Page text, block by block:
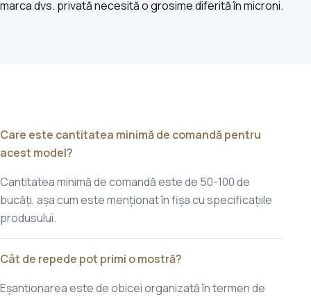
marca dvs. privată necesită o grosime diferită în microni.
Care este cantitatea minimă de comandă pentru
acest model?
Cantitatea minimă de comandă este de 50-100 de
bucăți, așa cum este menționat în fișa cu specificațiile
produsului.
Cât de repede pot primi o mostră?
Eșantionarea este de obicei organizată în termen de